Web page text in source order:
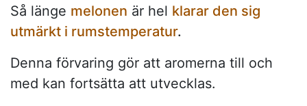
Så länge melonen är hel klarar den sig
utmärkt i rumstemperatur.
Denna förvaring gör att aromerna till och
med kan fortsätta att utvecklas.